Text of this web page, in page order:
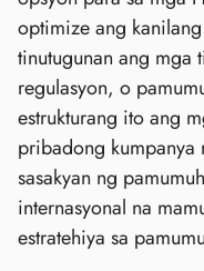
optimize ang
tinutugunan ang mga
regulasyon, o
estrukturang ito ang
pribadong kumpanya
sasakyan ng
internasyonal na
estratehiya sa